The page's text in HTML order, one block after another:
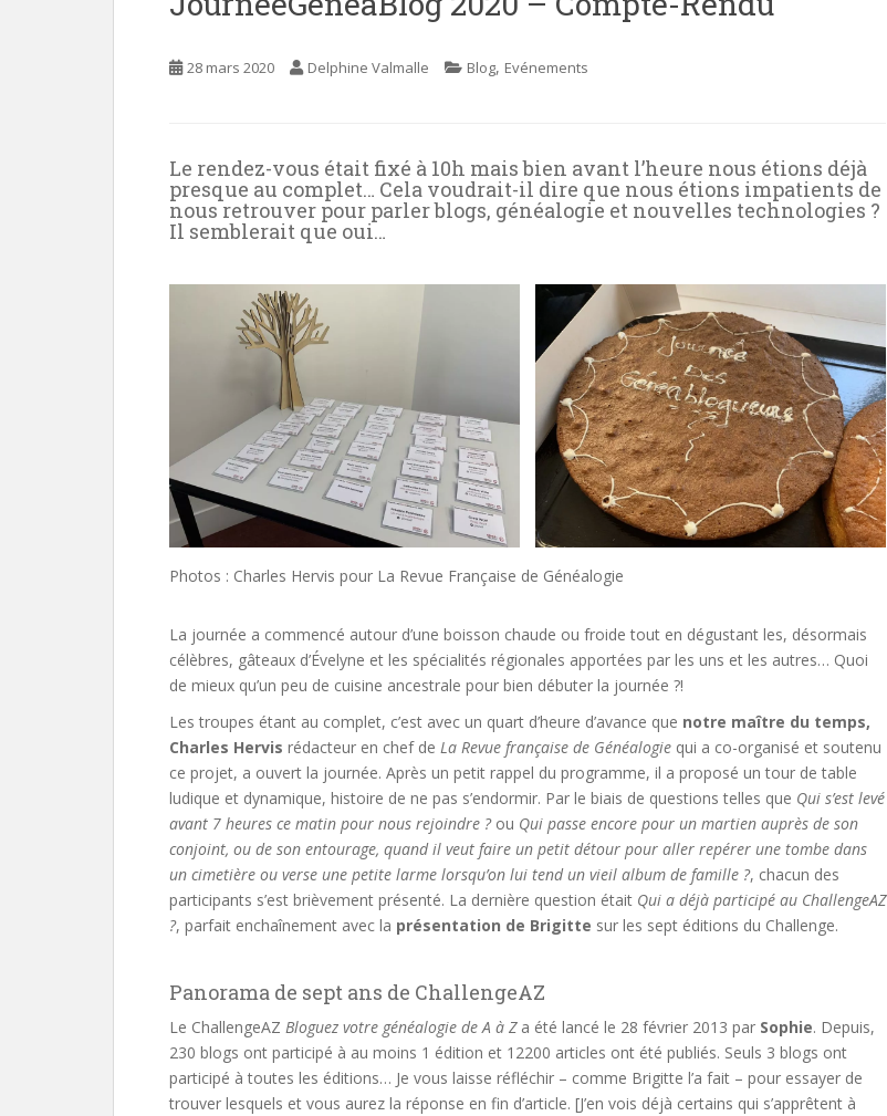
28 mars 2020 Delphine Valmalle Blog, Evénements
Le rendez-vous était fixé à 10h mais bien avant l’heure nous étions déjà
presque au complet… Cela voudrait-il dire que nous étions impatients de
nous retrouver pour parler blogs, généalogie et nouvelles technologies ?
Il semblerait que oui…
Photos : Charles Hervis pour La Revue Française de Généalogie
La journée a commencé autour d’une boisson chaude ou froide tout en dégustant les, désormais
célèbres, gâteaux d’Évelyne et les spécialités régionales apportées par les uns et les autres… Quoi
de mieux qu’un peu de cuisine ancestrale pour bien débuter la journée ?!
Les troupes étant au complet, c’est avec un quart d’heure d’avance que notre maître du temps,
Charles Hervis rédacteur en chef de La Revue française de Généalogie qui a co-organisé et soutenu
ce projet, a ouvert la journée. Après un petit rappel du programme, il a proposé un tour de table
ludique et dynamique, histoire de ne pas s’endormir. Par le biais de questions telles que Qui s’est levé
avant 7 heures ce matin pour nous rejoindre ?ou Qui passe encore pour un martien auprès de son
conjoint, ou de son entourage, quand il veut faire un petit détour pour aller repérer une tombe dans
un cimetière ou verse une petite larme lorsqu’on lui tend un vieil album de famille ?, chacun des
participants s’est brièvement présenté. La dernière question était Qui a déjà participé au ChallengeAZ
?, parfait enchaînement avec la présentation de Brigitte sur les sept éditions du Challenge.
Panorama de sept ans de ChallengeAZ
Le ChallengeAZ Bloguez votre généalogie de A à Za été lancé le 28 février 2013 par Sophie. Depuis,
230 blogs ont participé à au moins 1 édition et 12200 articles ont été publiés. Seuls 3 blogs ont
participé à toutes les éditions… Je vous laisse réfléchir – comme Brigitte l’a fait – pour essayer de
trouver lesquels et vous aurez la réponse en fin d’article. [J’en vois déjà certains qui s’apprêtent à